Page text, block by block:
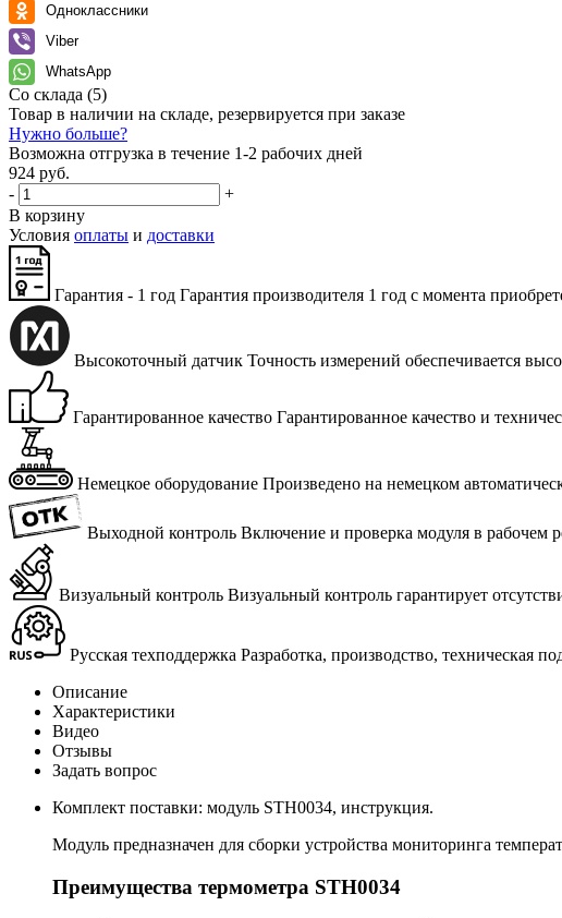
Одноклассники
Viber
WhatsApp
Со склада (5)
Товар в наличии на складе, резервируется при заказе
Нужно больше?
Возможна отгрузка в течение 1-2 рабочих дней
924 руб.
-
+
В корзину
Условия оплаты и доставки
Гарантия - 1 год Га­ран­тия про­из­во­ди­те­ля 1 год с мо­мен­та
Высокоточный датчик Точ­ность из­ме­ре­ний обес­пе­чи­ва­ет­ся
Гарантированное качество Га­ран­ти­ро­ван­ное ка­че­ство и
Немецкое оборудование Про­из­ве­де­но на немец­ком
Выходной контроль Вклю­че­ние и про­вер­ка мо­ду­ля в ра­бо­чем
Визуальный контроль Ви­зу­аль­ный кон­троль га­ран­ти­ру­ет
Русская техподдержка Раз­ра­бот­ка, про­из­вод­ство, тех­ни­че­ская
Описание
Характеристики
Видео
Отзывы
Задать вопрос
Комплект поставки: модуль STH0034, инструкция.
Модуль предназначен для сборки устройства мониторинга
Преимущества термометра STH0034